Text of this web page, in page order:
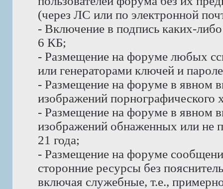
(через ЛС или по электронной
- Включение в подпись каких-
6 КБ;
- Размещение на форуме любых
или генераторами ключей и
- Размещение на форуме в явном
изображений порнографического
- Размещение на форуме в явном
изображений обнаженных или не
21 года;
- Размещение на форуме
сторонние ресурсы без
включая служебные, т.е.,